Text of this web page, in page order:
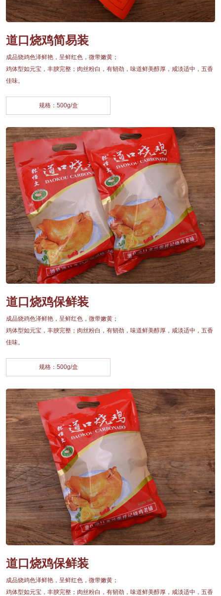
道口烧鸡简易装
成品烧鸡色泽鲜艳，呈鲜红色，微带嫩黄；
鸡体型如元宝，丰腴完整；肉丝粉白，有韧劲，味道鲜美醇厚，咸淡适中，五香
佳味。
规格：500g/盒
道口烧鸡保鲜装
成品烧鸡色泽鲜艳，呈鲜红色，微带嫩黄；
鸡体型如元宝，丰腴完整；肉丝粉白，有韧劲，味道鲜美醇厚，咸淡适中，五香
佳味。
规格：500g/盒
道口烧鸡保鲜装
成品烧鸡色泽鲜艳，呈鲜红色，微带嫩黄；
鸡体型如元宝，丰腴完整；肉丝粉白，有韧劲，味道鲜美醇厚，咸淡适中，五香